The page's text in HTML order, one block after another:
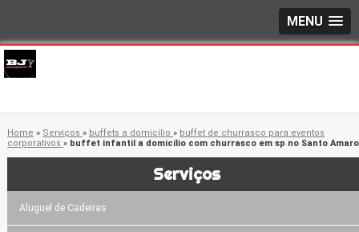
MENU
Home » Serviços » buffets a domicílio » buffet de churrasco para eventos
corporativos » buffet infantil a domicílio com churrasco em sp no Santo Amaro
Serviços
Aluguel de Cadeiras